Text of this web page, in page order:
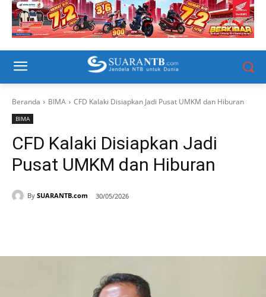
Beranda BIMA CFD Kalaki Disiapkan Jadi Pusat UMKM dan Hiburan
BIMA
CFD Kalaki Disiapkan Jadi
Pusat UMKM dan Hiburan
By SUARANTB.com 30/05/2026